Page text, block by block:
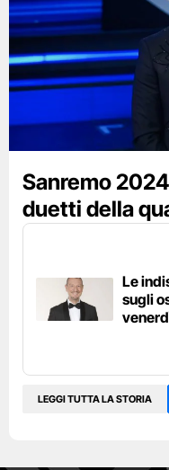
Sanremo
duetti della
Le
sugli
LEGGI TUTTA LA STORIA